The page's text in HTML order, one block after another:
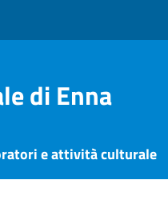
di Enna
e attività culturale